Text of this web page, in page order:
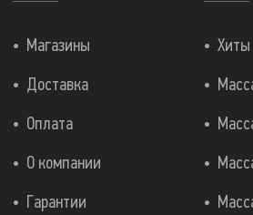
Магазины
Доставка
Оплата
О компании
Гарантии